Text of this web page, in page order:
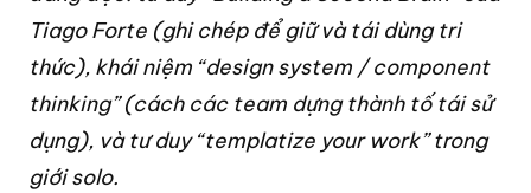
Tiago Forte (ghi chép để giữ và tái dùng tri
thức), khái niệm “design system / component
thinking” (cách các team dựng thành tố tái sử
dụng), và tư duy “templatize your work” trong
giới solo.